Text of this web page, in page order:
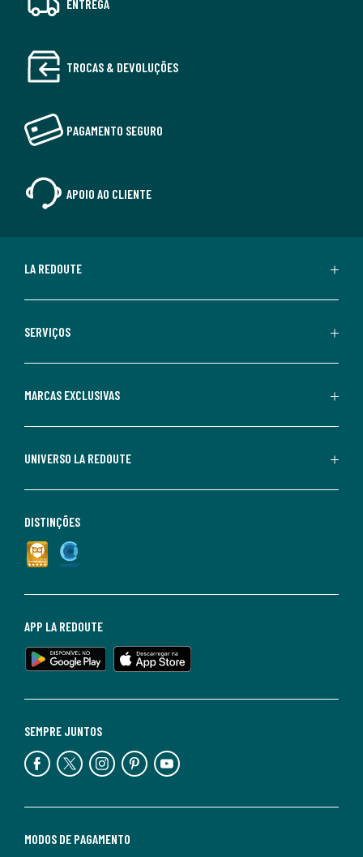
ENTREGA
TROCAS & DEVOLUÇÕES
PAGAMENTO SEGURO
APOIO AO CLIENTE
LA REDOUTE
SERVIÇOS
MARCAS EXCLUSIVAS
UNIVERSO LA REDOUTE
MODOS DE PAGAMENTO
SEMPRE JUNTOS
APP LA REDOUTE
DISTINÇÕES